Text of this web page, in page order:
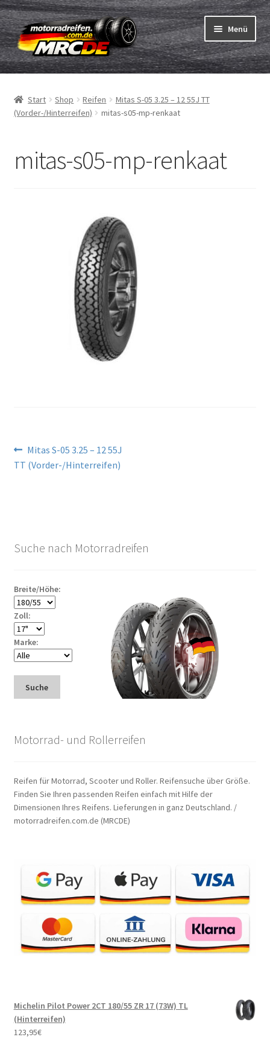
Zur
Navigation
springen
Zum
Inhalt
springen
Menü
Reifen
Schläuche
ABC
Start Shop Reifen
Mitas S-05 3.25 – 12 55J TT
(Vorder-/Hinterreifen)
mitas-s05-mp-renkaat
mitas-s05-mp-renkaat
Beitragsnavigation
Vorheriger
Beitrag:
Mitas S-05 3.25 – 12 55J
TT (Vorder-/Hinterreifen)
Suche nach Motorradreifen
Breite/Höhe:
Zoll:
Marke:
Suche
Motorrad- und Rollerreifen
Reifen für Motorrad, Scooter und Roller. Reifensuche über Größe.
Finden Sie Ihren passenden Reifen einfach mit Hilfe der
Dimensionen Ihres Reifens. Lieferungen in ganz Deutschland. /
motorradreifen.com.de (MRCDE)
Michelin Pilot Power 2CT 180/55 ZR 17 (73W) TL
(Hinterreifen)
123,95€